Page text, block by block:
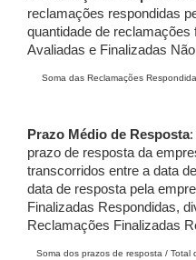
reclamações respondidas
quantidade de reclamações
Avaliadas e Finalizadas
Soma das Reclamações
Prazo Médio de Resposta:
prazo de resposta da
transcorridos entre a data
data de resposta pela
Finalizadas Respondidas,
Reclamações Finalizadas
Soma dos prazos de resposta / Total